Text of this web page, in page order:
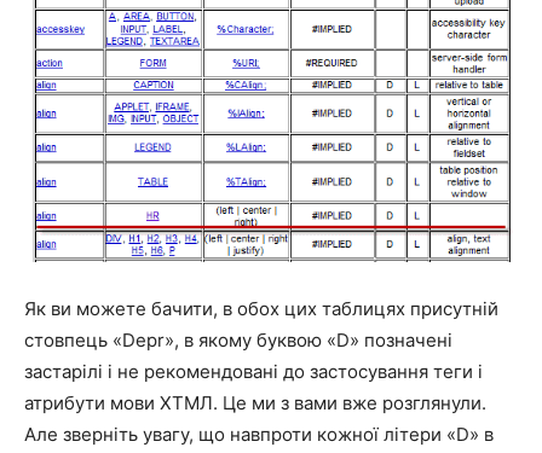
Як ви можете бачити, в обох цих таблицях присутній
стовпець «Depr», в якому буквою «D» позначені
застарілі і не рекомендовані до застосування теги і
атрибути мови ХТМЛ. Це ми з вами вже розглянули.
Але зверніть увагу, що навпроти кожної літери «D» в